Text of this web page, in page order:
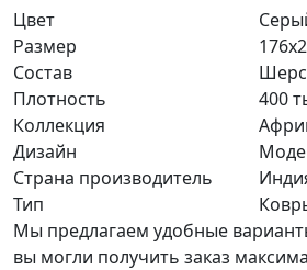
Цвет
Размер
Состав
Плотность
400
Коллекция
Дизайн
Страна производитель
Тип
Мы предлагаем удобные
вы могли получить заказ